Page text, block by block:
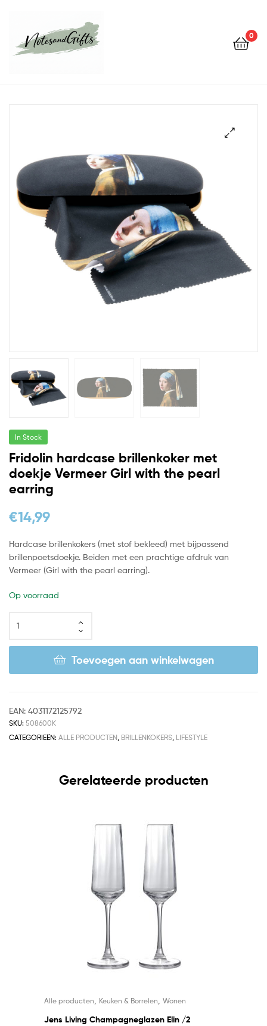
0
In Stock
Fridolin hardcase brillenkoker met
doekje Vermeer Girl with the pearl
earring
€14,99
Hardcase brillenkokers (met stof bekleed) met bijpassend
brillenpoetsdoekje. Beiden met een prachtige afdruk van
Vermeer (Girl with the pearl earring).
Op voorraad
Toevoegen aan winkelwagen
EAN: 4031172125792
SKU: 508600K
CATEGORIEËN: ALLE PRODUCTEN BRILLENKOKERS LIFESTYLE
Gerelateerde producten
Alle producten Keuken & Borrelen Wonen
Jens Living Champagneglazen Elin /2